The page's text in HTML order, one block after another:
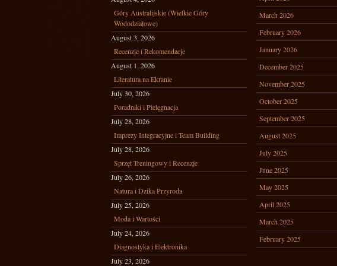
Góry Australijskie (Wielkie Góry
Wododziałowe)
August 3, 2026
Recenzje i Rekomendacje
August 1, 2026
Literatura na Ekranie
July 30, 2026
Poradniki i Pielęgnacja
July 28, 2026
Imprezy Integracyjne i Team Building
July 28, 2026
Sprzęt Treningowy i Recenzje
July 26, 2026
Natura i Dzika Przyroda
July 25, 2026
Moda i Wartości
July 24, 2026
Diagnostyka i Elektronika
July 23, 2026
March 2026
February 2026
January 2026
December 2025
November 2025
October 2025
September 2025
August 2025
July 2025
June 2025
May 2025
April 2025
March 2025
February 2025